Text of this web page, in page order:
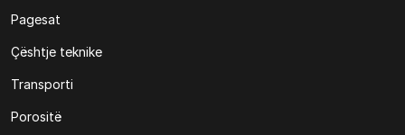
Pagesat
Çështje teknike
Transporti
Porositë